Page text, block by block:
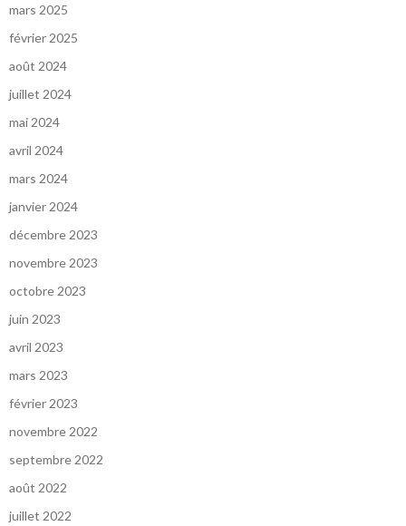
mars 2025
février 2025
août 2024
juillet 2024
mai 2024
avril 2024
mars 2024
janvier 2024
décembre 2023
novembre 2023
octobre 2023
juin 2023
avril 2023
mars 2023
février 2023
novembre 2022
septembre 2022
août 2022
juillet 2022